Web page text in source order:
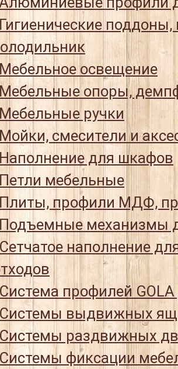
Гигиенические
Мебельное освещение
Мебельные опоры,
Мебельные ручки
Мойки, смесители и
Наполнение для шкафов
Петли мебельные
Плиты, профили МДФ,
Подъемные механизмы
Сетчатое наполнение
Система профилей
Системы выдвижных
Системы раздвижных
Системы фиксации